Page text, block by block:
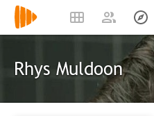
Rhys Muldoon